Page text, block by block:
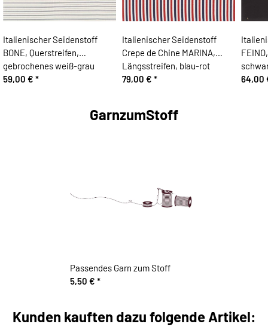
Italienischer Seidenstoff
BONE, Querstreifen,
gebrochenes weiß-grau
59,00 € *
Italienischer Seidenstoff
Crepe de Chine MARINA,
Längsstreifen, blau-rot
79,00 € *
64,00
GarnzumStoff
Passendes Garn zum Stoff
5,50 € *
Kunden kauften dazu folgende Artikel: